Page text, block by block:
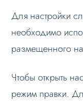
Слайдер
Данные
SEO
Для настройки
необходимо
размещенного
Чтобы открыть
режим правки.